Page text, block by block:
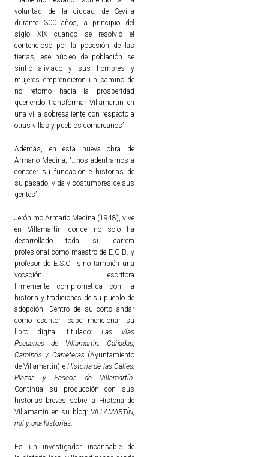
voluntad de la ciudad de Sevilla
durante 300 años, a principio del
siglo XIX cuando se resolvió el
contencioso por la posesión de las
tierras, ese núcleo de población se
sintió aliviado y sus hombres y
mujeres emprendieron un camino de
no retorno hacia la prosperidad
queriendo transformar Villamartín en
una villa sobresaliente con respecto a
otras villas y pueblos comarcanos”.
Además, en esta nueva obra de
Armario Medina, “…nos adentramos a
conocer su fundación e historias de
su pasado, vida y costumbres de sus
gentes”.
Jerónimo Armario Medina (1948), vive
en Villamartín donde no solo ha
desarrollado toda su carrera
profesional como maestro de E.G.B. y
profesor de E.S.O., sino también una
vocación escritora
firmemente comprometida con la
historia y tradiciones de su pueblo de
adopción. Dentro de su corto andar
como escritor, cabe mencionar su
libro digital titulado: Las Vías
Pecuarias de Villamartín: Cañadas,
Caminos y Carreteras (Ayuntamiento
de Villamartín) e Historia de las Calles,
Plazas y Paseos de Villamartín.
Continúa su producción con sus
historias breves sobre la Historia de
Villamartín en su blog: VILLAMARTÍN,
mil y una historias.
Es un investigador incansable de